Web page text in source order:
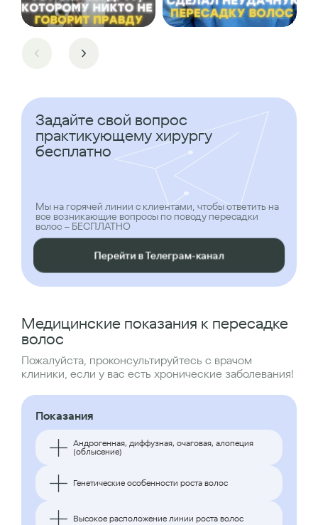
Задайте свой вопрос
практикующему хирургу
бесплатно
Мы на горячей линии с клиентами, чтобы ответить на
все возникающие вопросы по поводу пересадки
волос – БЕСПЛАТНО
Перейти в Телеграм-канал
Медицинские показания к пересадке
волос
Пожалуйста, проконсультируйтесь с врачом
клиники, если у вас есть хронические заболевания!
Показания
Андрогенная, диффузная, очаговая, алопеция
(облысение)
Генетические особенности роста волос
Высокое расположение линии роста волос